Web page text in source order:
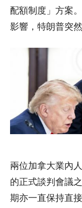
配額制度」方案
影響，特朗普突
兩位加拿大業內
的正式談判會議
期亦一直保持直